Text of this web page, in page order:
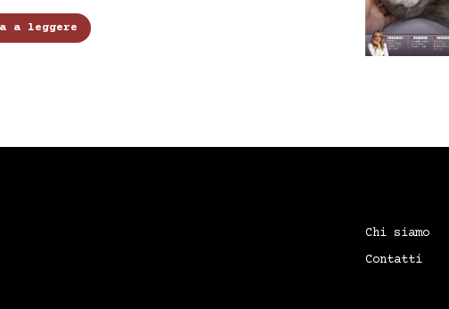
a leggere
Chi siamo
Contatti